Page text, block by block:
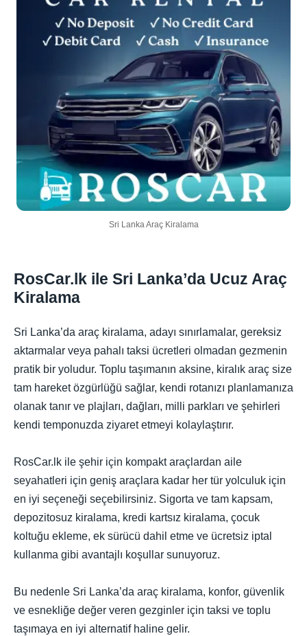
Sri Lanka Araç Kiralama
RosCar.lk ile Sri Lanka’da Ucuz Araç
Kiralama
Sri Lanka’da araç kiralama, adayı sınırlamalar, gereksiz
aktarmalar veya pahalı taksi ücretleri olmadan gezmenin
pratik bir yoludur. Toplu taşımanın aksine, kiralık araç size
tam hareket özgürlüğü sağlar, kendi rotanızı planlamanıza
olanak tanır ve plajları, dağları, milli parkları ve şehirleri
kendi temponuzda ziyaret etmeyi kolaylaştırır.
RosCar.lk ile şehir için kompakt araçlardan aile
seyahatleri için geniş araçlara kadar her tür yolculuk için
en iyi seçeneği seçebilirsiniz. Sigorta ve tam kapsam,
depozitosuz kiralama, kredi kartsız kiralama, çocuk
koltuğu ekleme, ek sürücü dahil etme ve ücretsiz iptal
kullanma gibi avantajlı koşullar sunuyoruz.
Bu nedenle Sri Lanka’da araç kiralama, konfor, güvenlik
ve esnekliğe değer veren gezginler için taksi ve toplu
taşımaya en iyi alternatif haline gelir.